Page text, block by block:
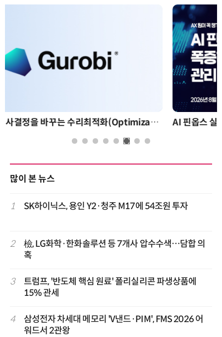
AI 핀옵스 실전 세미나: 폭증하는 AI 토큰 비용 관리 전략
많이 본 뉴스
1 SK하이닉스, 용인 Y2·청주 M17에 54조원 투자
2
檢, LG화학·한화솔루션 등 7개사 압수수색…담합 의
혹
3
트럼프, '반도체 핵심 원료' 폴리실리콘 파생상품에
15% 관세
4
삼성전자 차세대 메모리 'V낸드·PIM', FMS 2026 어
워드서 2관왕